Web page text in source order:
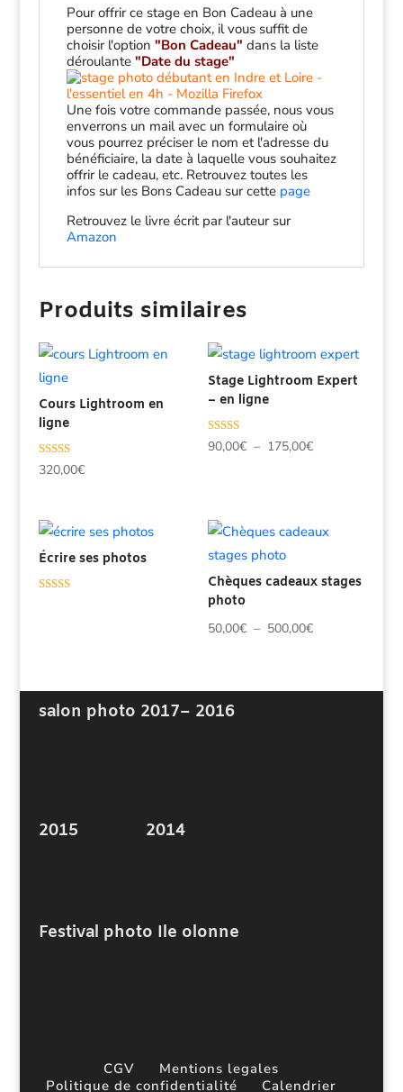
Pour offrir ce stage en Bon Cadeau à une
personne de votre choix, il vous suffit de
choisir l'option "Bon Cadeau" dans la liste
déroulante "Date du stage"
Une fois votre commande passée, nous vous
enverrons un mail avec un formulaire où
vous pourrez préciser le nom et l'adresse du
bénéficiaire, la date à laquelle vous souhaitez
offrir le cadeau, etc. Retrouvez toutes les
infos sur les Bons Cadeau sur cette page
Retrouvez le livre écrit par l'auteur sur
Amazon
Produits similaires
Cours Lightroom en
ligne
Note
5.00
320,00€
Stage Lightroom Expert
– en ligne
Note
4.89
90,00€ – 175,00€Plage
à
Écrire ses photos
Chèques cadeaux stages
photo
50,00€ – 500,00€Plage
salon photo 2017– 2016
2015 2014
Festival photo Ile olonne
CGV
Mentions legales
Politique de confidentialité
Calendrier